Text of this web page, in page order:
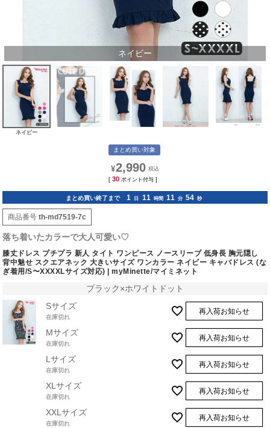
ネイビー
ネイビー
まとめ買い対象
¥2,990
[ 30 ポイント付与 ]
まとめ買い終了まで 1 日 11 時間 11 分 52 秒
商品番号 th-md7519-7c
落ち着いたカラーで大人可愛い♡
膝丈ドレス プチプラ 新人 タイト ワンピース ノースリーブ 低身長 胸元隠し
背中魅せ スクエアネック 大きいサイズ ワンカラー ネイビー キャバドレス (な
ぎ着用/S〜XXXXLサイズ対応) | myMinette/マイミネット
ブラック×ホワイトドット
Sサイズ
在庫切れ
再入荷お知らせ
Mサイズ
在庫切れ
再入荷お知らせ
Lサイズ
在庫切れ
再入荷お知らせ
XLサイズ
在庫切れ
再入荷お知らせ
XXLサイズ
在庫切れ
再入荷お知らせ